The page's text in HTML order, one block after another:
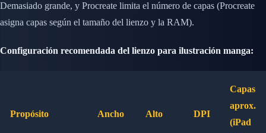
Demasiado grande, y Procreate limita el número de capas (Procreate
asigna capas según el tamaño del lienzo y la RAM).
Configuración recomendada del lienzo para ilustración manga:
Propósito Ancho Alto DPI
Capas
aprox.
(iPad